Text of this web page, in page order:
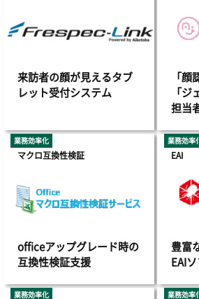
来訪者の顔が見えるタブ
レット受付システム
「顔
「ジ
担当
業務効率化
マクロ互換性検証
officeアップグレード時の
互換性検証支援
業務効率
EAI
豊富
EAI
業務効率化 業務効率